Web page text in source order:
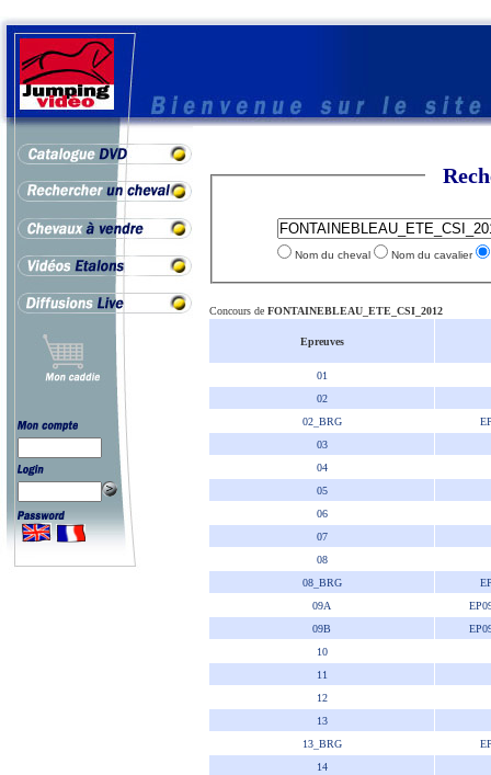
Nom du cheval Nom du cavalier
Concours de FONTAINEBLEAU_ETE_CSI_2012
Epreuves
01
02
02_BRG
03
04
05
06
07
08
08_BRG
09A
09B
10
11
12
13
13_BRG
14